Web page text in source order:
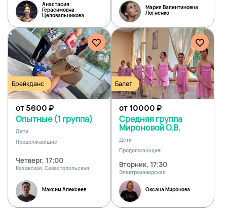
Анастасия
Герасимовна
Целовальникова
Мария Валентиновна
Логненко
Брейкданс
от 5600₽
Опытные (1 группа)
Дети
Продолжающие
Четверг, 17:00
Каховская, Севастопольская
Максим Алексеев
Балет
от 10000₽
Средняя группа
Мироновой О.В.
Дети
Продолжающие
Вторник, 17:30
Электрозаводская
Оксана Миронова